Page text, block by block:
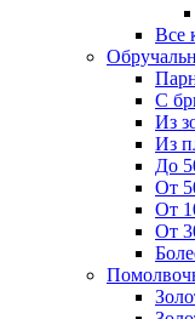
Все
С
Из
Из
До
От
От
От